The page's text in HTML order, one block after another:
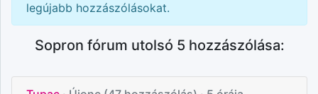
legújabb hozzászólásokat.
Sopron fórum utolsó 5 hozzászólása: